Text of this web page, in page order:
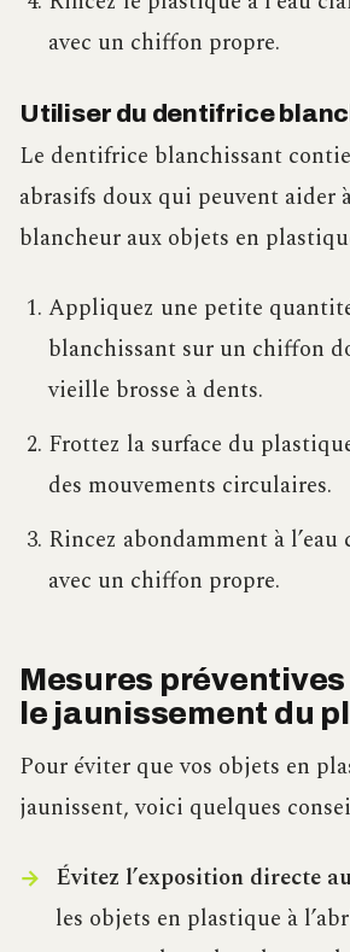
avec un chiffon propre.
Utiliser du dentifrice
Le dentifrice blanchissant
abrasifs doux qui peuvent aider
blancheur aux objets en
Appliquez une petite
blanchissant sur un chiffon
vieille brosse à dents.
Frottez la surface du
des mouvements circulaires.
Rincez abondamment à l’eau
avec un chiffon propre.
Mesures
le jaunissement du
Pour éviter que vos objets en
jaunissent, voici quelques
Évitez l’exposition directe
les objets en plastique à